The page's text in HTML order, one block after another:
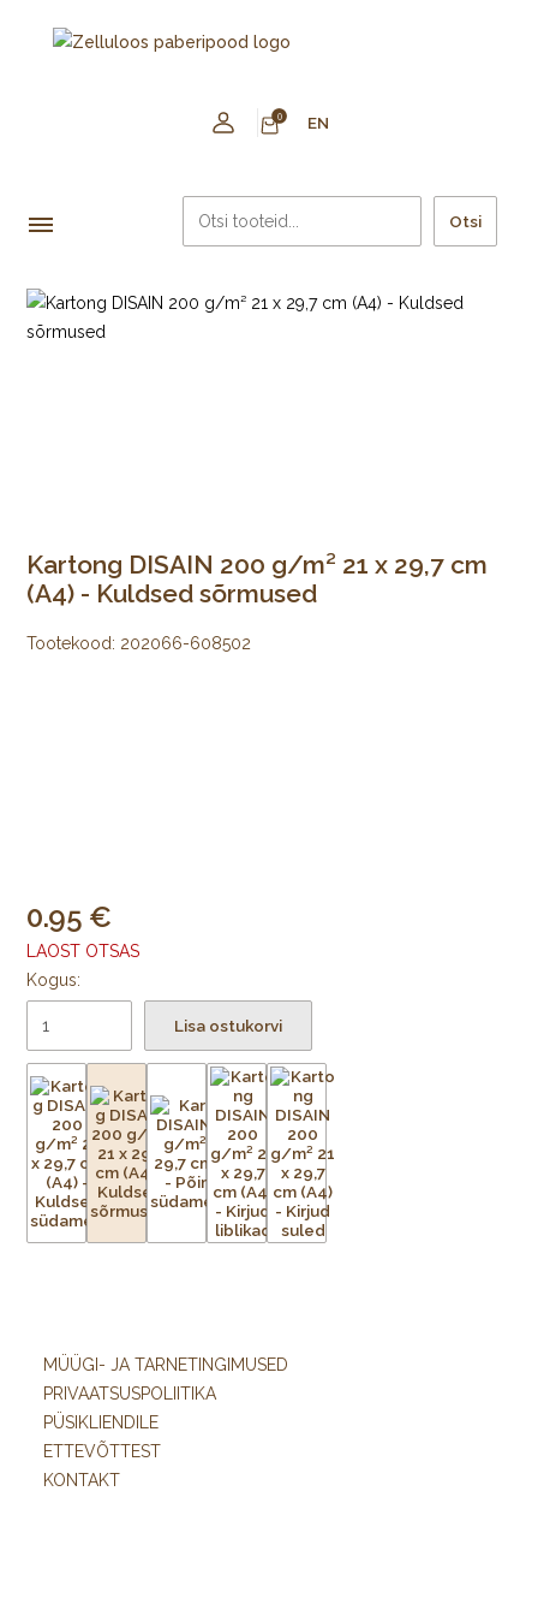
0 EN
Otsi
Kartong DISAIN 200 g/m² 21 x 29,7 cm
(A4) - Kuldsed sõrmused
Tootekood: 202066-608502
0.95
LAOST OTSAS
Kogus:
Lisa ostukorvi
MÜÜGI- JA TARNETINGIMUSED
PRIVAATSUSPOLIITIKA
PÜSIKLIENDILE
ETTEVÕTTEST
KONTAKT